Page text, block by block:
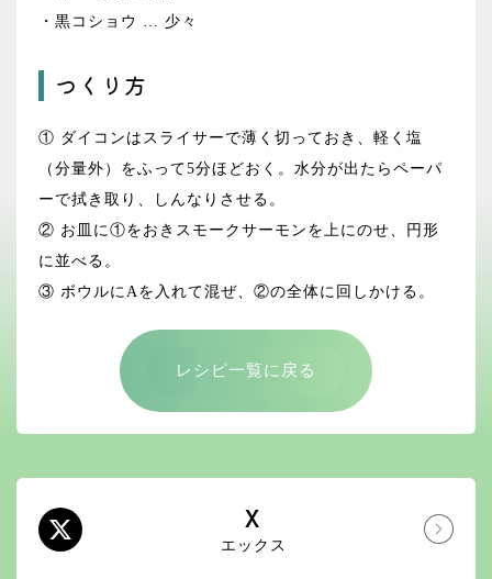
・黒コショウ … 少々
つくり方
① ダイコンはスライサーで薄く切っておき、軽く塩
（分量外）をふって5分ほどおく。水分が出たらペーパ
ーで拭き取り、しんなりさせる。
② お皿に①をおきスモークサーモンを上にのせ、円形
に並べる。
③ ボウルにAを入れて混ぜ、②の全体に回しかける。
レシピ一覧に戻る
X
エックス